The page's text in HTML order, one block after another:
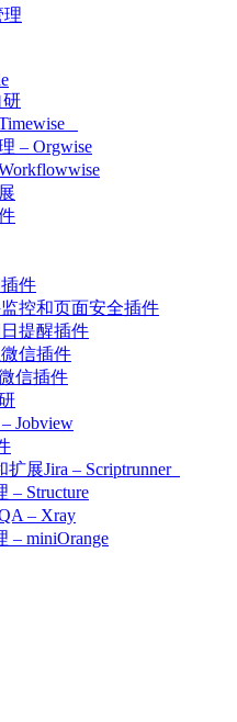
理
研
– Orgwise
件
监控和页面安全插件
提醒插件
信插件
信插件
Jobview
展Jira – Scriptrunner
– Structure
– Xray
– miniOrange